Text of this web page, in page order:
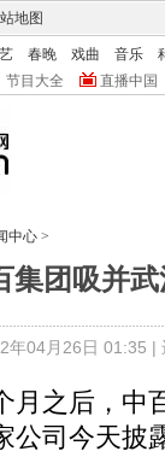
地图
春晚 戏曲 音乐
节目大全 直播中国
中心 >
集团吸并
年04月26日 01:35 |
之后，中
公司今天披